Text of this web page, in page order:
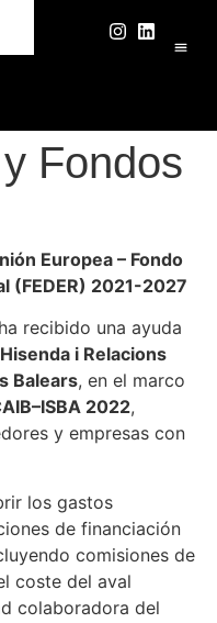
Fondos
Europea – Fondo
(FEDER) 2021-2027
ha recibido una ayuda
i Relacions
Balears, en el marco
2022,
y empresas con
los gastos
de financiación
comisiones de
coste del aval
colaboradora del